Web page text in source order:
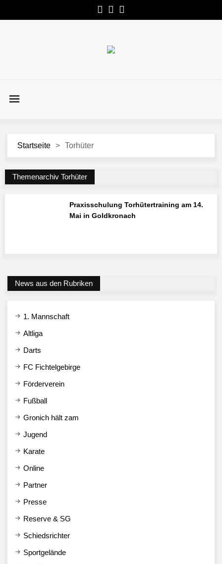
Startseite > Torhüter
Themenarchiv Torhüter
Praxisschulung Torhütertraining am 14.
Mai in Goldkronach
News aus den Rubriken
1. Mannschaft
Altliga
Darts
FC Fichtelgebirge
Förderverein
Fußball
Gronich hält zam
Jugend
Karate
Online
Partner
Presse
Reserve & SG
Schiedsrichter
Sportgelände